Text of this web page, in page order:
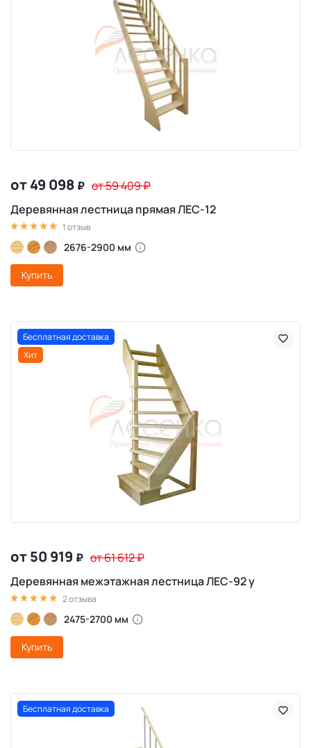
от 49 098 ₽ от 59 409₽
Деревянная лестница прямая ЛЕС-12
1 отзыв
2676-2900 мм
Купить
Бесплатная доставка
Хит
от 50 919 ₽ от 61 612₽
Деревянная межэтажная лестница ЛЕС-92 у
2 отзыва
2475-2700 мм
Купить
Бесплатная доставка